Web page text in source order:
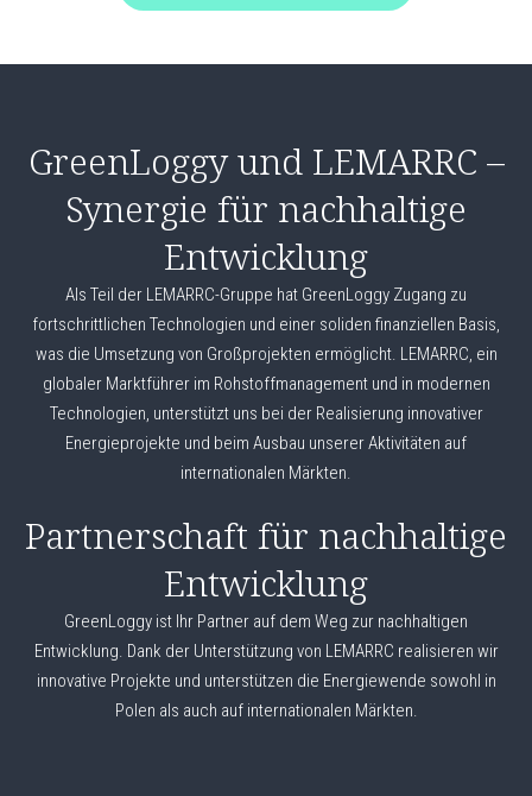
GreenLoggy und LEMARRC –
Synergie für nachhaltige
Entwicklung
Als Teil der LEMARRC-Gruppe hat GreenLoggy Zugang zu
fortschrittlichen Technologien und einer soliden finanziellen Basis,
was die Umsetzung von Großprojekten ermöglicht. LEMARRC, ein
globaler Marktführer im Rohstoffmanagement und in modernen
Technologien, unterstützt uns bei der Realisierung innovativer
Energieprojekte und beim Ausbau unserer Aktivitäten auf
internationalen Märkten.
Partnerschaft für nachhaltige
Entwicklung
GreenLoggy ist Ihr Partner auf dem Weg zur nachhaltigen
Entwicklung. Dank der Unterstützung von LEMARRC realisieren wir
innovative Projekte und unterstützen die Energiewende sowohl in
Polen als auch auf internationalen Märkten.